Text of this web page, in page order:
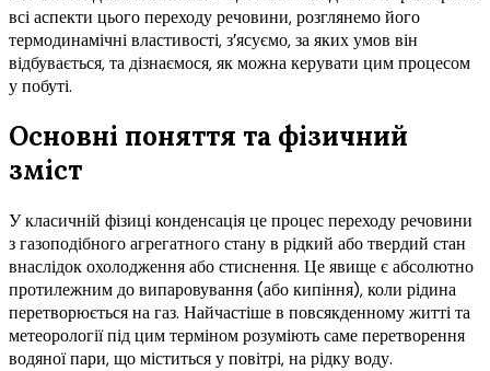
всі аспекти цього переходу речовини, розглянемо його
термодинамічні властивості, з’ясуємо, за яких умов він
відбувається, та дізнаємося, як можна керувати цим процесом
у побуті.
Основні поняття та фізичний
зміст
У класичній фізиці конденсація це процес переходу речовини
з газоподібного агрегатного стану в рідкий або твердий стан
внаслідок охолодження або стиснення. Це явище є абсолютно
протилежним до випаровування (або кипіння), коли рідина
перетворюється на газ. Найчастіше в повсякденному житті та
метеорології під цим терміном розуміють саме перетворення
водяної пари, що міститься у повітрі, на рідку воду.